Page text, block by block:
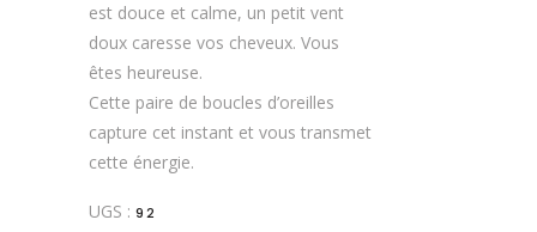
est douce et calme, un petit vent
doux caresse vos cheveux. Vous
êtes heureuse.
Cette paire de boucles d’oreilles
capture cet instant et vous transmet
cette énergie.
UGS : 92